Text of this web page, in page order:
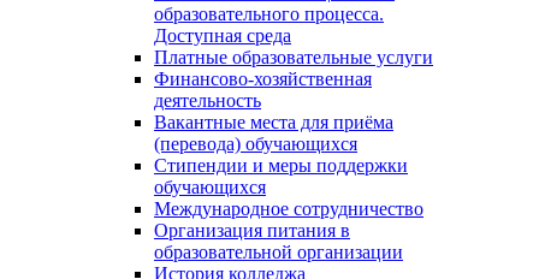
образовательного процесса.
Доступная среда
Платные образовательные услуги
Финансово-хозяйственная
деятельность
Вакантные места для приёма
(перевода) обучающихся
Стипендии и меры поддержки
обучающихся
Международное сотрудничество
Организация питания в
образовательной организации
История колледжа